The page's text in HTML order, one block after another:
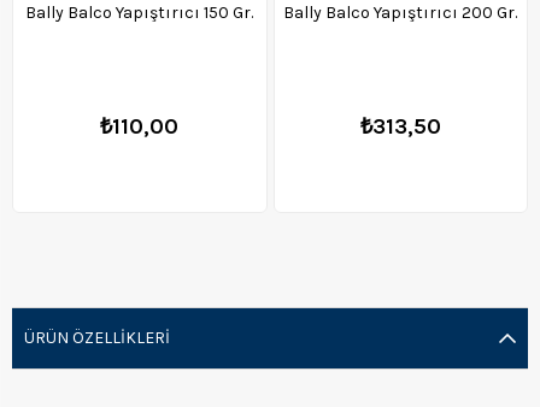
Bally Balco Yapıştırıcı 150 Gr.
₺110,00
Bally Balco Yapıştırıcı 200 Gr.
₺313,50
ÜRÜN ÖZELLIKLERI